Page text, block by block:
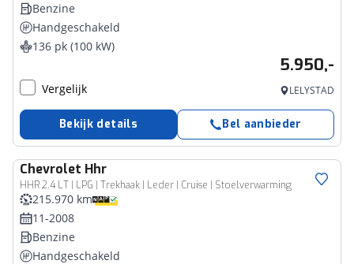
Benzine
Handgeschakeld
136 pk (100 kW)
5.950,-
Vergelijk LELYSTAD
Bekijk details Bel aanbieder
Chevrolet Hhr
HHR 2.4 LT | LPG | Trekhaak | Leder | Cruise | Stoelverwarming
215.970 km
11-2008
Benzine
Handgeschakeld